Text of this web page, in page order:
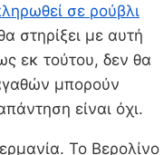
σε ρούβλι
στηρίξει με αυτή
εκ τούτου, δεν θα
μπορούν
είναι όχι.
Το Βερολίνο